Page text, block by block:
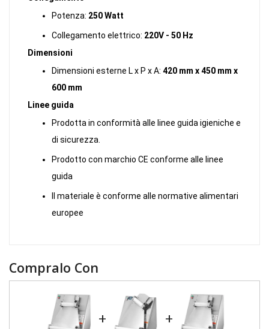
Potenza: 250 Watt
Collegamento elettrico: 220V - 50 Hz
Dimensioni
Dimensioni esterne L x P x A: 420 mm x 450 mm x
600 mm
Linee guida
Prodotta in conformità alle linee guida igieniche e
di sicurezza.
Prodotto con marchio CE conforme alle linee
guida
Il materiale è conforme alle normative alimentari
europee
Compralo Con
+ +